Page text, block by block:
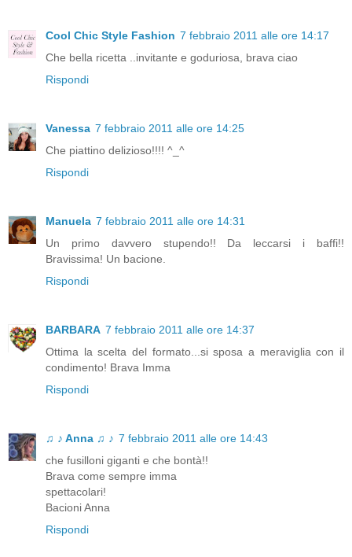
Cool Chic Style Fashion 7 febbraio 2011 alle ore 14:17
Che bella ricetta ..invitante e goduriosa, brava ciao
Rispondi
Vanessa 7 febbraio 2011 alle ore 14:25
Che piattino delizioso!!!! ^_^
Rispondi
Manuela 7 febbraio 2011 alle ore 14:31
Un primo davvero stupendo!! Da leccarsi i baffi!!
Bravissima! Un bacione.
Rispondi
BARBARA 7 febbraio 2011 alle ore 14:37
Ottima la scelta del formato...si sposa a meraviglia con il
condimento! Brava Imma
Rispondi
♫ ♪ Anna ♫ ♪ 7 febbraio 2011 alle ore 14:43
che fusilloni giganti e che bontà!!
Brava come sempre imma
spettacolari!
Bacioni Anna
Rispondi